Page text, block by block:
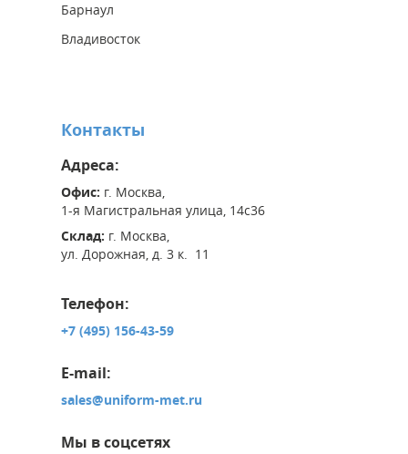
Барнаул
Владивосток
Контакты
Адреса:
Офис: г. Москва,
1-я Магистральная улица, 14с36
Склад: г. Москва,
ул. Дорожная, д. 3 к. 11
Телефон:
+7 (495) 156-43-59
E-mail:
sales@uniform-met.ru
Мы в соцсетях